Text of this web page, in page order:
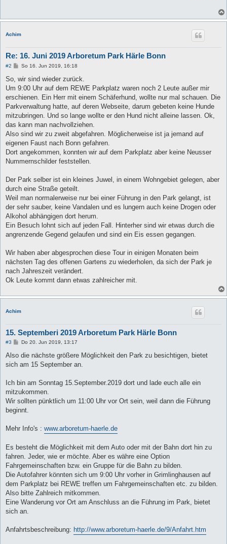
Achim
Re: 16. Juni 2019 Arboretum Park Härle Bonn
#2
B
i
r
a
So 16. Jun 2019, 16:18
So, wir sind wieder zurück.
Um 9:00 Uhr auf dem REWE Parkplatz waren noch 2 Leute außer mir
erschienen. Ein Herr mit einem Schäferhund, wollte nur mal schauen. Die
Parkverwaltung hatte, auf deren Webseite, darum gebeten keine Hunde
mitzubringen. Und so lange wollte er den Hund nicht alleine lassen. Ok,
das kann man nachvollziehen.
Also sind wir zu zweit abgefahren. Möglicherweise ist ja jemand auf
eigenen Faust nach Bonn gefahren.
Dort angekommen, konnten wir auf dem Parkplatz aber keine Neusser
Nummernschilder feststellen.
Der Park selber ist ein kleines Juwel, in einem Wohngebiet gelegen, aber
durch eine Straße geteilt.
Weil man normalerweise nur bei einer Führung in den Park gelangt, ist
der sehr sauber, keine Vandalen und es lungern auch keine Drogen oder
Alkohol abhängigen dort herum.
Ein Besuch lohnt sich auf jeden Fall. Hinterher sind wir etwas durch die
angrenzende Gegend gelaufen und sind ein Eis essen gegangen.
Wir haben aber abgesprochen diese Tour in einigen Monaten beim
nächsten Tag des offenen Gartens zu wiederholen, da sich der Park je
nach Jahreszeit verändert.
Ok Leute kommt dann etwas zahlreicher mit.
Achim
15. Septemberi 2019 Arboretum Park Härle Bonn
#3
B
r
Do 20. Jun 2019, 13:17
Also die nächste größere Möglichkeit den Park zu besichtigen, bietet
sich am 15 September an.
Ich bin am Sonntag 15.September.2019 dort und lade euch alle ein
mitzukommen.
Wir sollten pünktlich um 11:00 Uhr vor Ort sein, weil dann die Führung
beginnt.
Mehr Info's : www.arboretum-haerle.de
Es besteht die Möglichkeit mit dem Auto oder mit der Bahn dort hin zu
fahren. Jeder, wie er möchte. Aber es währe eine Option
Fahrgemeinschaften bzw. ein Gruppe für die Bahn zu bilden.
Die Autofahrer könnten sich um 9:00 Uhr vorher in Grimlinghausen auf
dem Parkplatz bei REWE treffen um Fahrgemeinschaften etc. zu bilden.
Also bitte Zahlreich mitkommen.
Eine Wanderung vor Ort am Anschluss an die Führung im Park, bietet
sich an.
Anfahrtsbeschreibung: http://www.arboretum-haerle.de/9/Anfahrt.htm